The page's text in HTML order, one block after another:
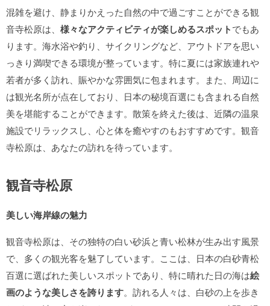
混雑を避け、静まりかえった自然の中で過ごすことができる観
音寺松原は、 様々なアクティビティが楽しめるスポットでもあ
ります。海水浴や釣り、サイクリングなど、アウトドアを思い
っきり満喫できる環境が整っています。特に夏には家族連れや
若者が多く訪れ、賑やかな雰囲気に包まれます。また、周辺に
は観光名所が点在しており、日本の秘境百選にも含まれる自然
美を堪能することができます。散策を終えた後は、近隣の温泉
施設でリラックスし、心と体を癒やすのもおすすめです。観音
寺松原は、あなたの訪れを待っています。
観音寺松原
美しい海岸線の魅力
観音寺松原は、その独特の白い砂浜と青い松林が生み出す風景
で、多くの観光客を魅了しています。ここは、日本の白砂青松
百選に選ばれた美しいスポットであり、特に晴れた日の海は絵
画のような美しさを誇ります。訪れる人々は、白砂の上を歩き